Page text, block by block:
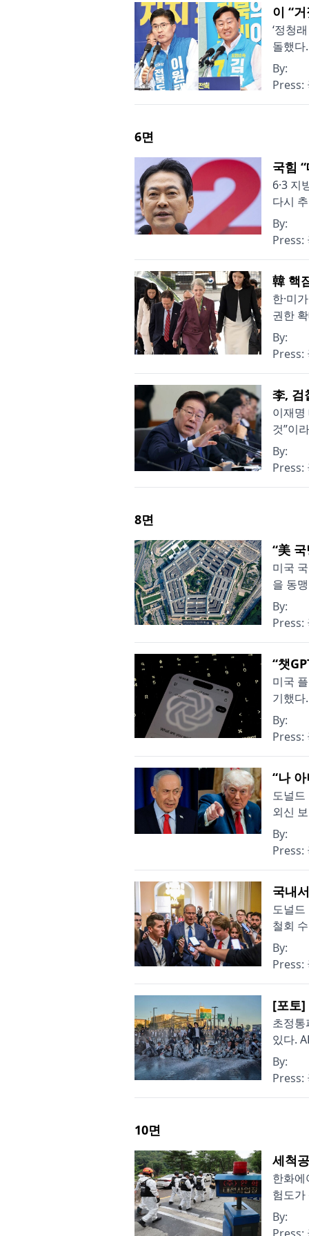
이 “
‘정청
돌했다
By:
Press:
6면
국힘
6·3 지
다시
By:
Press:
韓 핵
한·미
권한
By:
Press:
李, 검
이재명
것”이
By:
Press:
8면
“美
미국
을 동
By:
Press:
“챗
미국
기했다
By:
Press:
“나
도널
외신
By:
Press:
국내
도널드
철회
By:
Press:
[포토]
초정
있다.
By:
Press:
10면
세척
한화
험도
By: